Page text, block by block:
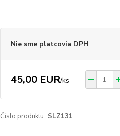
Nie sme platcovia DPH
45,00 EUR/ks
Číslo produktu: SLZ131